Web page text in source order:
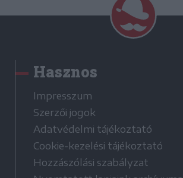
Hasznos
Impresszum
Szerzői jogok
Adatvédelmi tájékoztató
Cookie-kezelési tájékoztató
Hozzászólási szabályzat